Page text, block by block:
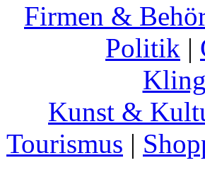
Firmen &
Politik |
Kunst &
Tourismus |